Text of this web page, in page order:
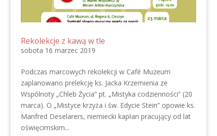
Rekolekcje z kawą w tle
sobota 16 marzec 2019
Podczas marcowych rekolekcji w Café Muzeum
zaplanowano prelekcję ks. Jacka Krzemienia ze
Wspólnoty „Chleb Życia” pt. „Mistyka codzienności” (20
marca). O „Mistyce krzyża i św. Edycie Stein” opowie ks.
Manfred Deselarers, niemiecki kapłan pracujący od lat
oświęcimskim...